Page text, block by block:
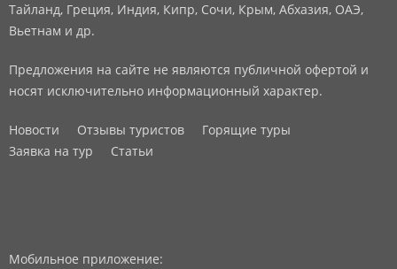
Тайланд, Греция, Индия, Кипр, Сочи, Крым, Абхазия, ОАЭ,
Вьетнам и др.
Предложения на сайте не являются публичной офертой и
носят исключительно информационный характер.
Новости Отзывы туристов
Горящие туры
Заявка на тур
Статьи
Мобильное приложение: